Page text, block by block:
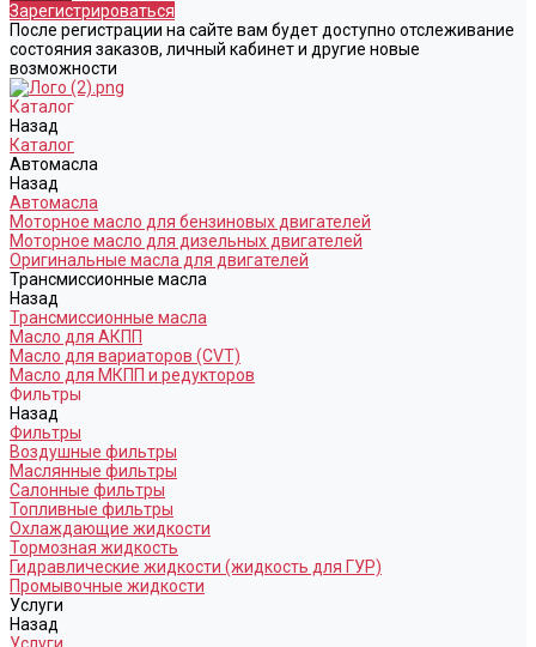
Зарегистрироваться
После регистрации на сайте вам будет доступно отслеживание
состояния заказов, личный кабинет и другие новые
возможности
Каталог
Назад
Каталог
Автомасла
Назад
Автомасла
Моторное масло для бензиновых двигателей
Моторное масло для дизельных двигателей
Оригинальные масла для двигателей
Трансмиссионные масла
Назад
Трансмиссионные масла
Масло для АКПП
Масло для вариаторов (CVT)
Масло для МКПП и редукторов
Фильтры
Назад
Фильтры
Воздушные фильтры
Маслянные фильтры
Салонные фильтры
Топливные фильтры
Охлаждающие жидкости
Тормозная жидкость
Гидравлические жидкости (жидкость для ГУР)
Промывочные жидкости
Услуги
Назад